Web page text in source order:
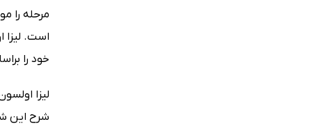
مرحله را
است. لیزا
خود را
لیزا
شرح این